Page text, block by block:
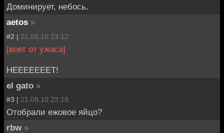
Доминирует, небось.
aetos »
#2 | 21.08.10 23:12
[воет от ужаса]
НЕЕЕЕЕЕЕТ!
el gato »
#3 | 21.08.10 23:18
Отобрали ежовое яйцо?
rbw »